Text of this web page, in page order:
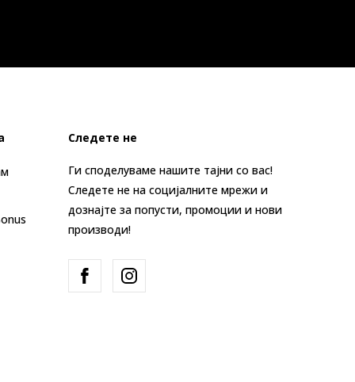
Следете не
Ги споделуваме нашите тајни со вас!
Следете не на социјалните мрежи и
дознајте за попусти, промоции и нови
производи!